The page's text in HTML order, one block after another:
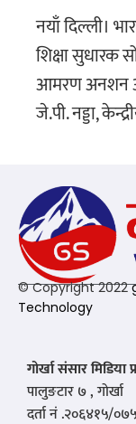
नयाँ दिल्ली।
शिक्षा सुधारक
आमरण अनशन
जे.पी. नड्डा,
© Copyright 2022
Technology
गोर्खा संसार मिडिया
पालुङटार ७ , गोर्खा
दर्ता नं .२०६४१५/